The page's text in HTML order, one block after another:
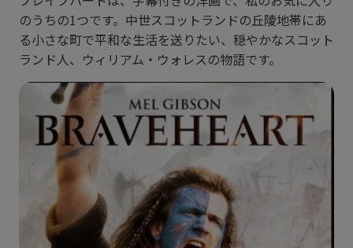
のうちの1つです。中世スコットランドの丘陵地帯にあ
る小さな町で平和な生活を送りたい、穏やかなスコット
ランド人、ウィリアム・ウォレスの物語です。